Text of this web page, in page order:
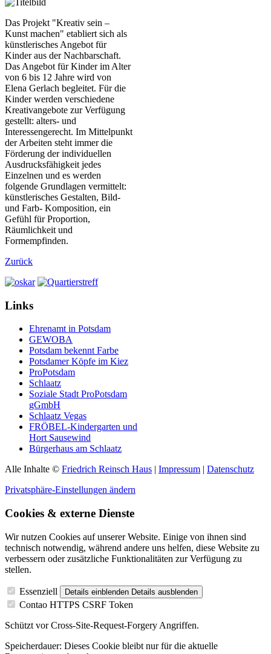
Das Projekt "Kreativ sein –
Kunst machen" etabliert sich als
künstlerisches Angebot für
Kinder aus der Nachbarschaft.
Das Angebot für Kinder im Alter
von 6 bis 12 Jahre wird von
Elena Gerlach begleitet. Für die
Kinder werden verschiedene
Kreativangebote zur Verfügung
gestellt: alters- und
Interessengerecht. Im Mittelpunkt
der Arbeiten steht immer die
Förderung der individuellen
Ausdrucksfähigkeit jedes
Einzelnen und es werden
folgende Grundlagen vermittelt:
künstlerisches Gestalten, Bild-
und Farb- Komposition, ein
Gefühl für Proportion,
Räumlichkeit und
Formempfinden.
Zurück
Links
Ehrenamt in Potsdam
GEWOBA
Potsdam bekennt Farbe
Potsdamer Köpfe im Kiez
ProPotsdam
Schlaatz
Soziale Stadt ProPotsdam
gGmbH
Schlaatz Vegas
FRÖBEL-Kindergarten und
Hort Sausewind
Bürgerhaus am Schlaatz
Alle Inhalte © Friedrich Reinsch Haus | Impressum | Datenschutz
Privatsphäre-Einstellungen ändern
Cookies & externe Dienste
Wir nutzen Cookies auf unserer Website. Einige von ihnen sind
technisch notwendig, während andere uns helfen, diese Website zu
verbessern oder zusätzliche Funktionalitäten zur Verfügung zu
stellen.
Essenziell Details einblenden Details ausblenden
Contao HTTPS CSRF Token
Schützt vor Cross-Site-Request-Forgery Angriffen.
Speicherdauer: Dieses Cookie bleibt nur für die aktuelle